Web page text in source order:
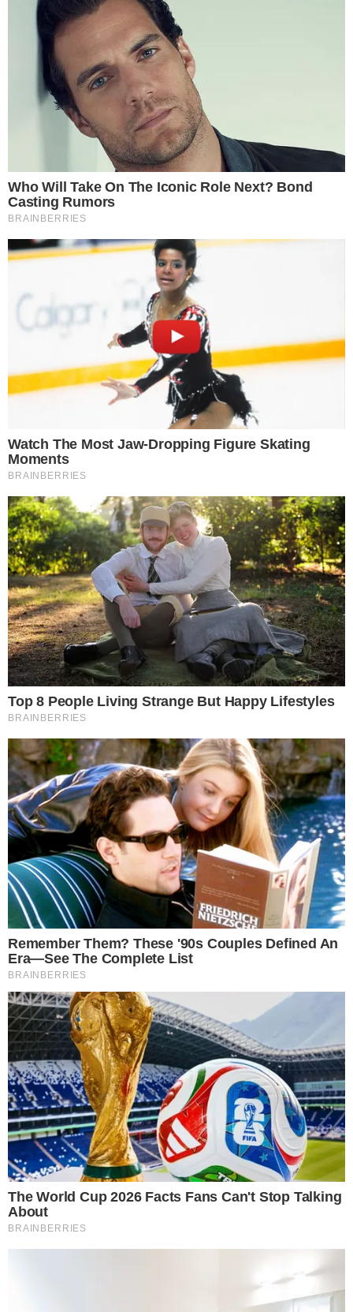
4 ควรพูดจาไพเราะอยู่เสมอ
คำพูดคำจาของคน จะบ่งบอกถึงนิสัยใจคอภายในอยู่เสมอ และ
เปรียบได้ว่าชีวิตที่ ผ่ า นมาเป็นอ ย่ า งไร เพราะทุกอ ย่ า จะถูกหล่อ
หลอมมาทางคำพูดและการกระทำ ถ้าใช้คำพูดที่ดีแก่ผู้อื่นอยู่เสมอ
จะทำให้ผู้อื่นเกิดความเลื่อมใส เอ็นดู รักใคร่ และจะสร้างคอนเน็คชั่
นที่ดีระหว่างตัวบุคคล ความสัมพันทางธุรกิจขึ้นมาได้ ทุกสิ่งจะดีจะร้
5 อ ย่ า ปล่อยให้หิ้งพระมีฝุ่น
หากตามบ้านหรือร้านค้า บริษัท มีหิ้งพระติดตั้งอยู่ ไม่ว่าจะเป็นหิ้ง
บูชาของศาสตร์ไหนๆก็แล้วแต่ เราต้องหมั่นทำความสะอาดเช็ดถู
คอยเปลี่ยนด อ กไม้ เปลี่ยนน้ำ และสิ่งที่เป็นเครื่องเส้นถวายอยู่เสมอ
เพราะหากเราดูแลเคารพบูชาสิ่งศักดิ์สิทธิ์ที่มีอยู่ดี ก็จะนำพาโชคลาภ
ทรัพย์สินเงินทอง และชีวิตที่เจริญรุ่งเรือง
6 อ ย่ า วางหัวเตียงติดผนังห้องน้ำ